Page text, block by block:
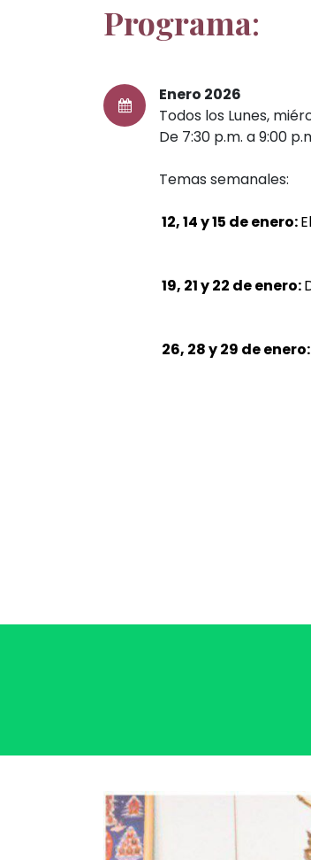
Programa:
Enero 2026
Todos los Lunes,
De 7:30 p.m. a 9:00
Temas semanales:
12, 14 y 15 de enero:
19, 21 y 22 de enero:
26, 28 y 29 de enero: